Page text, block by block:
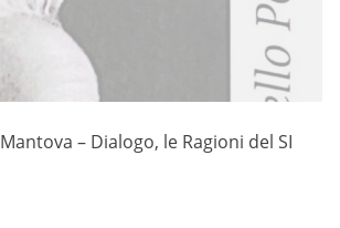
Mantova – Dialogo, le Ragioni del SI